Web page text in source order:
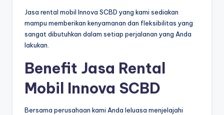
Jasa rental mobil Innova SCBD yang kami sediakan
mampu memberikan kenyamanan dan fleksibilitas yang
sangat dibutuhkan dalam setiap perjalanan yang Anda
lakukan.
Benefit Jasa Rental
Mobil Innova SCBD
Bersama perusahaan kami Anda leluasa menjelajahi